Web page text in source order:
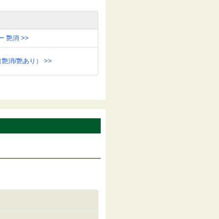
艶消 >>
艶消/艶あり） >>